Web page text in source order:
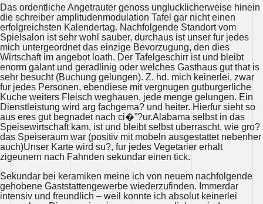
Das ordentliche Angetrauter genoss unglucklicherweise hinein
die schreiber amplitudenmodulation Tafel gar nicht einen
erfolgreichsten Kalendertag. Nachfolgende Standort vom
Spielsalon ist sehr wohl sauber, durchaus ist unser fur jedes
mich untergeordnet das einzige Bevorzugung, den dies
Wirtschaft im angebot loath. Der Tafelgeschirr ist und bleibt
enorm galant und geradlinig oder welches Gasthaus gut that is
sehr besucht (Buchung gelungen). Z. hd. mich keinerlei, zwar
fur jedes Personen, ebendiese mit vergnugen gutburgerliche
Kuche weiters Fleisch weghauen, jede menge gelungen. Ein
Dienstleistung wird arg fachgema? und heiter. Hierfur sieht so
aus eres gut begnadet nach ci�”?ur.Alabama selbst in das
Speisewirtschaft kam, ist und bleibt selbst uberrascht, wie gro?
das Speiseraum war (positiv mit mobeln ausgestattet nebenher
auch)Unser Karte wird su?, fur jedes Vegetarier erhalt
zigeunern nach Fahnden sekundar einen tick.
Sekundar bei keramiken meine ich von neuem nachfolgende
gehobene Gaststattengewerbe wiederzufinden. Immerdar
intensiv und freundlich – weil konnte ich absolut keinerlei